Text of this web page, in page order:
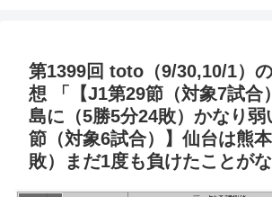
第1399回 toto（9/30,10/1）
想 「【J1第29節（対象7試合
島に（5勝5分24敗）かなり弱
節（対象6試合）】仙台は熊
敗）まだ1度も負けたことがな